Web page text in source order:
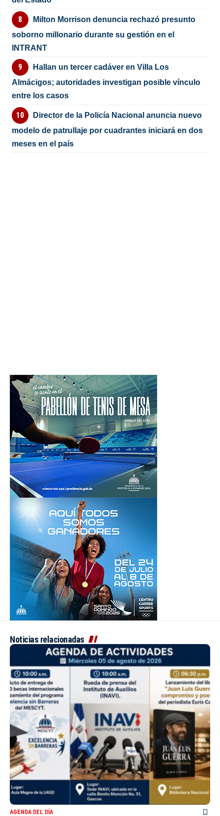
Milton Morrison denuncia rechazó presunto
soborno millonario durante su gestión en el
INTRANT
Hallan un tercer cadáver en Villa Los
Almácigos; autoridades investigan posible vínculo
entre los casos
Director de la Policía Nacional anuncia nuevo
modelo de patrullaje por cuadrantes iniciará en dos
meses en el país
Noticias relacionadas
AGENDA DEL DÍA